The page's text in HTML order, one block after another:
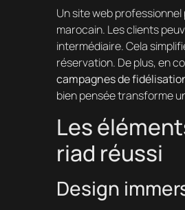
Un site web
marocain. Les clients
intermédiaire. Cela
réservation. De plus, en
campagnes de
bien pensée transforme
Les
riad réussi
Design